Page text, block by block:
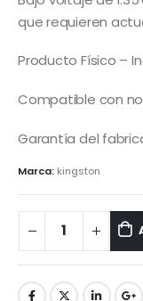
que requieren
Producto Físico –
Compatible con
Garantía del
Marca: kingston